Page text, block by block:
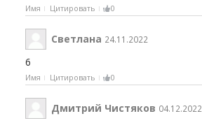
Имя Цитировать 0
Светлана 24.11.2022
6
Имя Цитировать 0
Дмитрий Чистяков 04.12.2022